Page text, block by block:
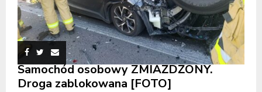
Samochód osobowy ZMIAŻDŻONY.
Droga zablokowana [FOTO]